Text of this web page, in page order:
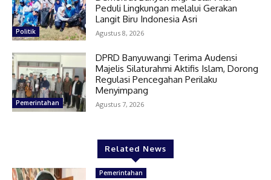
Politik
Peduli Lingkungan melalui Gerakan
Langit Biru Indonesia Asri
Agustus 8, 2026
Pemerintahan
DPRD Banyuwangi Terima Audensi
Majelis Silaturahmi Aktifis Islam, Dorong
Regulasi Pencegahan Perilaku
Menyimpang
Agustus 7, 2026
Related News
Pemerintahan